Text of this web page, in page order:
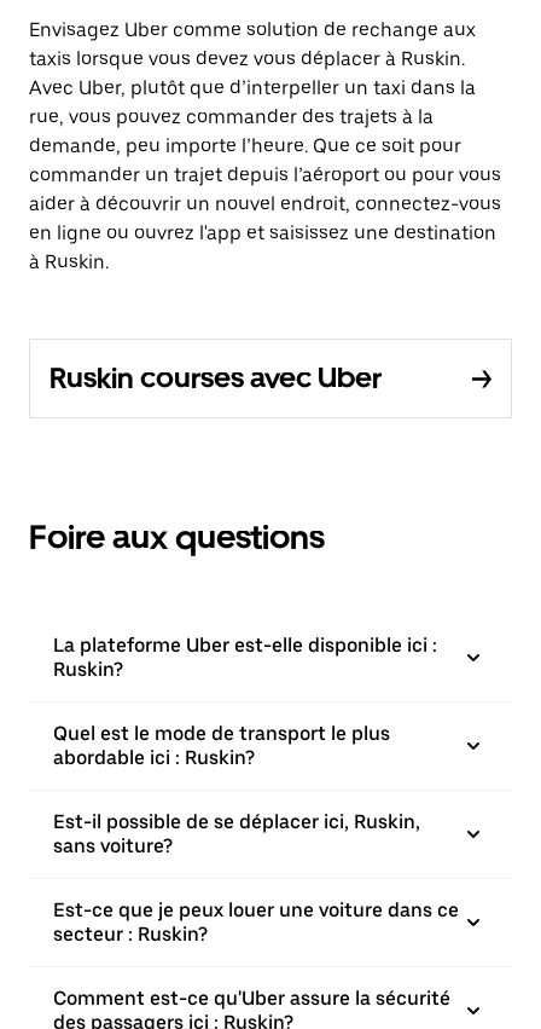
Envisagez Uber comme solution de rechange aux
taxis lorsque vous devez vous déplacer à Ruskin.
Avec Uber, plutôt que d’interpeller un taxi dans la
rue, vous pouvez commander des trajets à la
demande, peu importe l’heure. Que ce soit pour
commander un trajet depuis l’aéroport ou pour vous
aider à découvrir un nouvel endroit, connectez-vous
en ligne ou ouvrez l'app et saisissez une destination
à Ruskin.
Ruskin courses avec Uber
Foire aux questions
La plateforme Uber est-elle disponible ici :
Ruskin?
Quel est le mode de transport le plus
abordable ici : Ruskin?
Est-il possible de se déplacer ici, Ruskin,
sans voiture?
Est-ce que je peux louer une voiture dans ce
secteur : Ruskin?
Comment est-ce qu'Uber assure la sécurité
des passagers ici : Ruskin?